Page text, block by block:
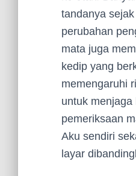
tandanya
perubahan
mata juga
kedip yang
memengaruhi
untuk
pemeriksaan
Aku sendiri
layar